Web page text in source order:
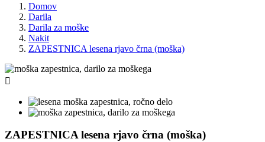
Domov
Darila
Darila za moške
Nakit
ZAPESTNICA lesena rjavo črna (moška)

ZAPESTNICA lesena rjavo črna (moška)